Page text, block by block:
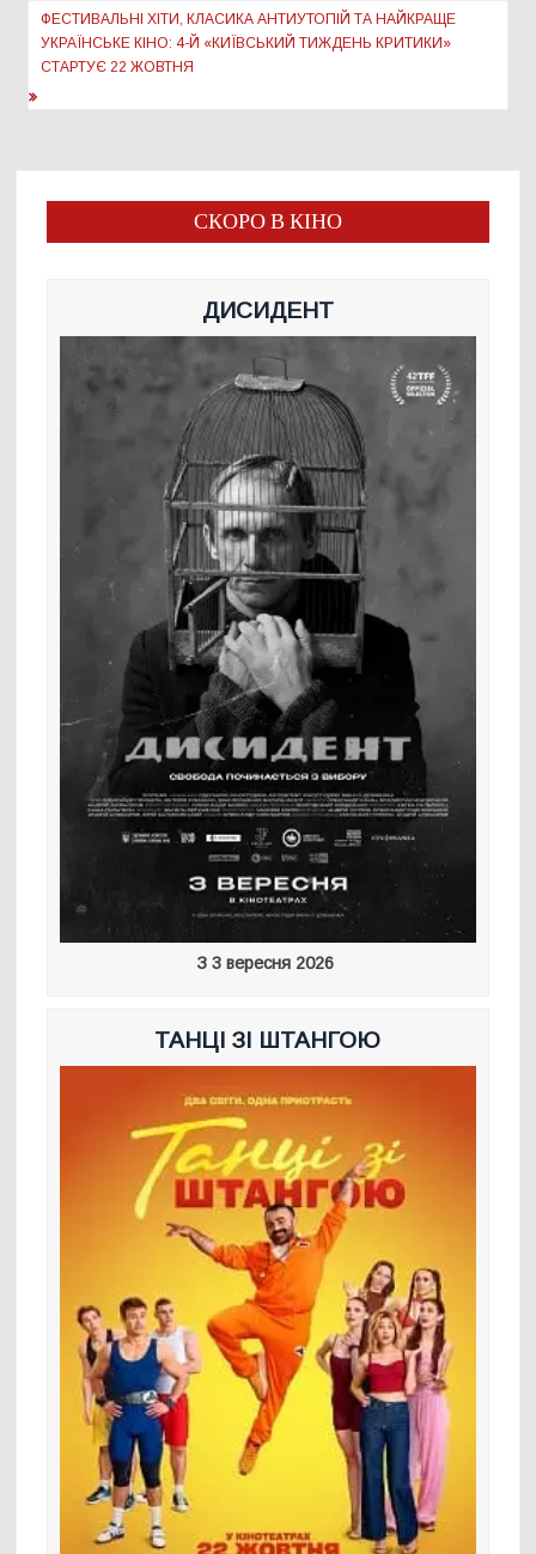
ФЕСТИВАЛЬНІ ХІТИ, КЛАСИКА АНТИУТОПІЙ ТА НАЙКРАЩЕ
УКРАЇНСЬКЕ КІНО: 4-Й «КИЇВСЬКИЙ ТИЖДЕНЬ КРИТИКИ»
СТАРТУЄ 22 ЖОВТНЯ
СКОРО В КІНО
ДИСИДЕНТ
З 3 вересня 2026
ТАНЦІ ЗІ ШТАНГОЮ